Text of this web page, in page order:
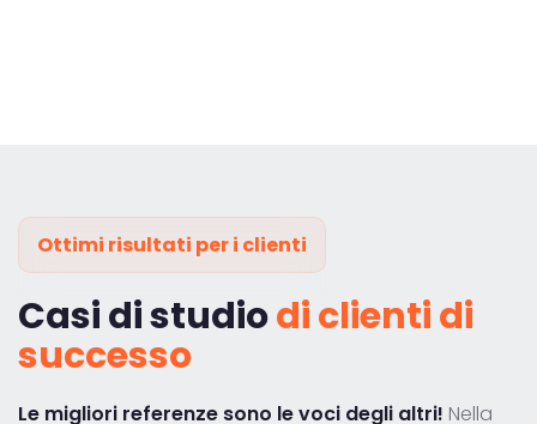
Ottimi risultati per i clienti
Casi di studiodi clienti di
successo
Le migliori referenze sono le voci degli altri! Nella